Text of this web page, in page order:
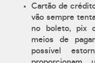
Cartão de
vão sempre
no boleto, pix
meios de
possível